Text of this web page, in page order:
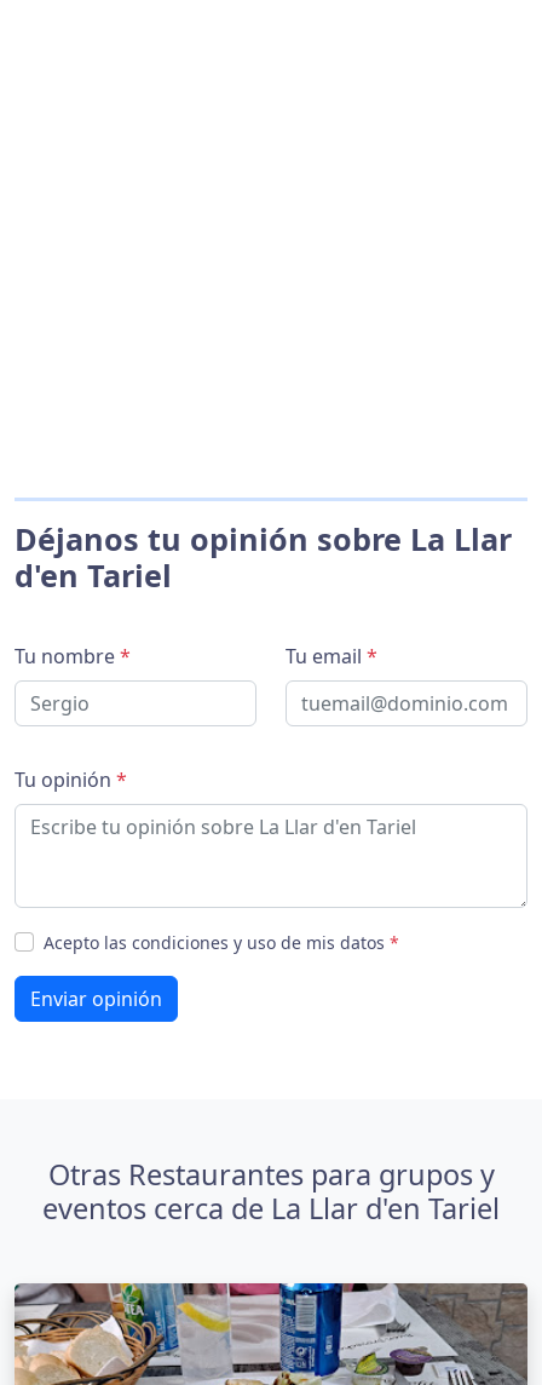
Déjanos tu opinión sobre La Llar
d'en Tariel
Tu nombre* Tu email *
Tu opinión *
Acepto las condiciones y uso de mis datos *
Enviar opinión
Otras Restaurantes para grupos y
eventos cerca de La Llar d'en Tariel